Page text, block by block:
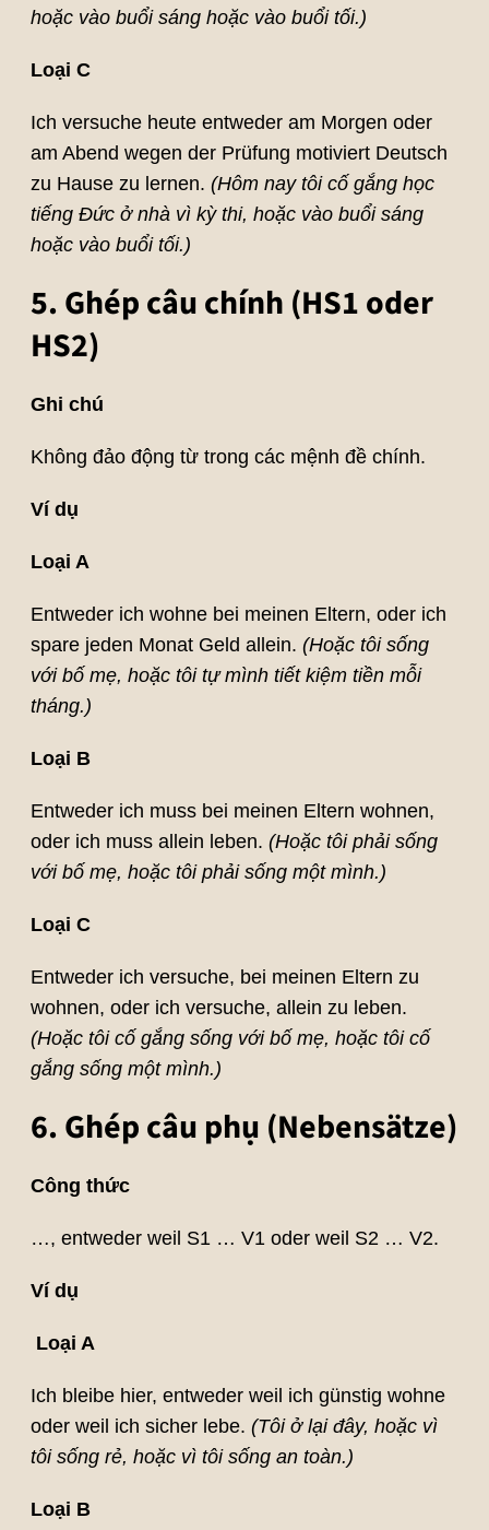
hoặc vào buổi sáng hoặc vào buổi tối.)
Loại C
Ich versuche heute entweder am Morgen oder
am Abend wegen der Prüfung motiviert Deutsch
zu Hause zu lernen. (Hôm nay tôi cố gắng học
tiếng Đức ở nhà vì kỳ thi, hoặc vào buổi sáng
hoặc vào buổi tối.)
5. Ghép câu chính (HS1 oder
HS2)
Ghi chú
Không đảo động từ trong các mệnh đề chính.
Ví dụ
Loại A
Entweder ich wohne bei meinen Eltern, oder ich
spare jeden Monat Geld allein. (Hoặc tôi sống
với bố mẹ, hoặc tôi tự mình tiết kiệm tiền mỗi
tháng.)
Loại B
Entweder ich muss bei meinen Eltern wohnen,
oder ich muss allein leben. (Hoặc tôi phải sống
với bố mẹ, hoặc tôi phải sống một mình.)
Loại C
Entweder ich versuche, bei meinen Eltern zu
wohnen, oder ich versuche, allein zu leben.
(Hoặc tôi cố gắng sống với bố mẹ, hoặc tôi cố
gắng sống một mình.)
6. Ghép câu phụ (Nebensätze)
Công thức
…, entweder weil S1 … V1 oder weil S2 … V2.
Ví dụ
Loại A
Ich bleibe hier, entweder weil ich günstig wohne
oder weil ich sicher lebe. (Tôi ở lại đây, hoặc vì
tôi sống rẻ, hoặc vì tôi sống an toàn.)
Loại B